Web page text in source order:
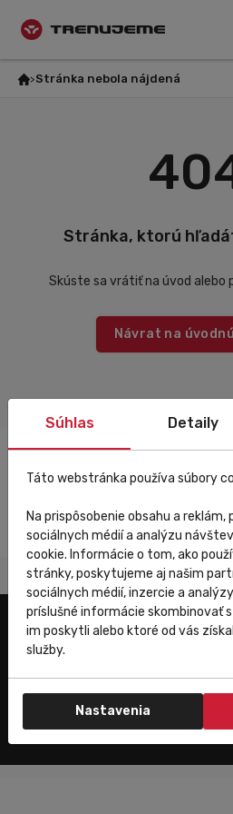
Stránka nebola nájdená
Stránka, ktorú
Skúste sa vrátiť na úvod alebo
Návrat na
Užitočné odkazy
E-shop
Trenujeme
Súhlas Detaily
Táto webstránka používa súbory
Na prispôsobenie obsahu a
sociálnych médií a analýzu
cookie. Informácie o tom, ako
stránky, poskytujeme aj našim
sociálnych médií, inzercie a
príslušné informácie skombinovať
im poskytli alebo ktoré od vás
služby.
Nastavenia